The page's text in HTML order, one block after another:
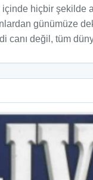
hiçbir şekilde
günümüze
canı değil, tüm